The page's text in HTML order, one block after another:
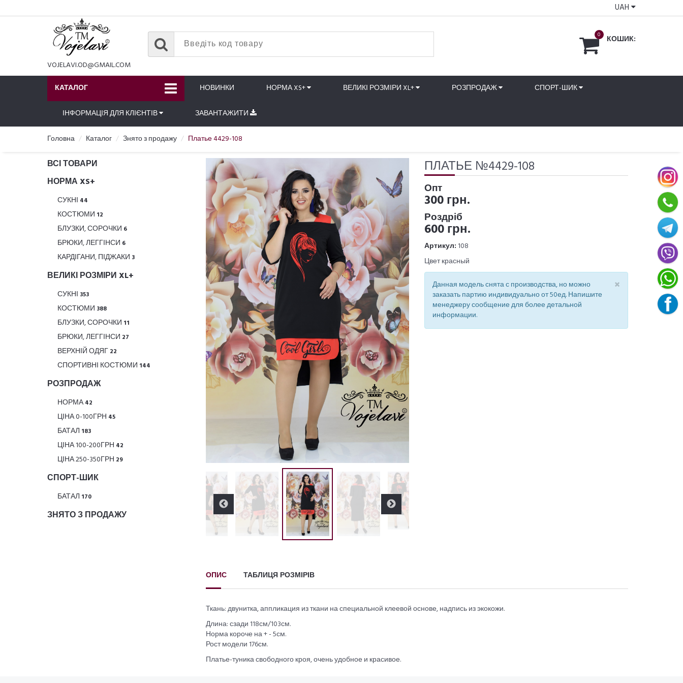
UAH
VOJELAVI.OD@GMAIL.COM
0 КОШИК:
КАТАЛОГ НОВИНКИ НОРМА XS+ ВЕЛИКІ РОЗМІРИ XL+ РОЗПРОДАЖ СПОРТ-ШИК
ІНФОРМАЦІЯ ДЛЯ КЛІЄНТІВ ЗАВАНТАЖИТИ
Головна Каталог Знято з продажу Платье 4429-108
ВСІ ТОВАРИ
НОРМА XS+
СУКНІ 44
КОСТЮМИ 12
БЛУЗКИ, СОРОЧКИ 6
БРЮКИ, ЛЕГГІНСИ 6
КАРДІГАНИ, ПІДЖАКИ 3
ВЕЛИКІ РОЗМІРИ XL+
СУКНІ 353
КОСТЮМИ 388
БЛУЗКИ, СОРОЧКИ 11
БРЮКИ, ЛЕГГІНСИ 27
ВЕРХНІЙ ОДЯГ 22
СПОРТИВНІ КОСТЮМИ 144
РОЗПРОДАЖ
НОРМА42
ЦІНА 0-100ГРН 45
БАТАЛ 183
ЦІНА 100-200ГРН 42
ЦІНА 250-350ГРН 29
СПОРТ-ШИК
БАТАЛ 170
ЗНЯТО З ПРОДАЖУ
ПЛАТЬЕ №4429-108
Опт
300 грн.
Роздріб
600 грн.
Артикул: 108
Цвет красный
×
Данная модель снята с производства, но можно
заказать партию индивидуально от 50ед. Напишите
менеджеру сообщение для более детальной
информации.
ОПИС ТАБЛИЦЯ РОЗМІРІВ
Ткань: двунитка, аппликация из ткани на специальной клеевой основе, надпись из экокожи.
Длина: сзади 118см/103см.
Норма короче на + - 5см.
Рост модели 176см.
Платье-туника свободного кроя, очень удобное и красивое.